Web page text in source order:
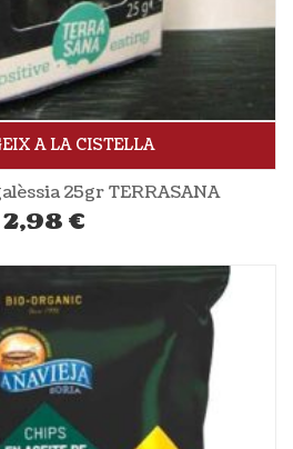
A LA CISTELLA
25gr TERRASANA
2,98 €